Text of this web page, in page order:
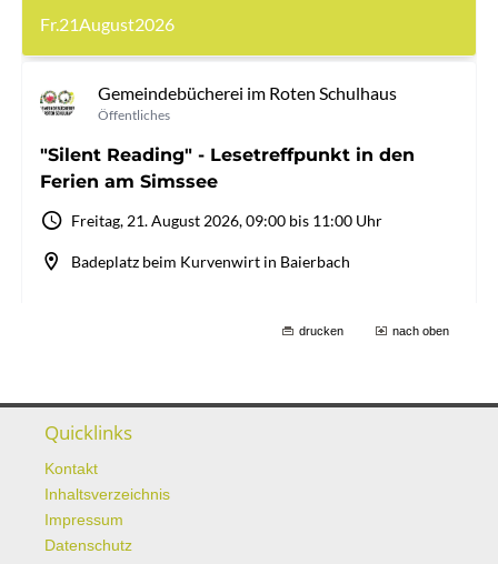
drucken nach oben
Quicklinks
Kontakt
Inhaltsverzeichnis
Impressum
Datenschutz